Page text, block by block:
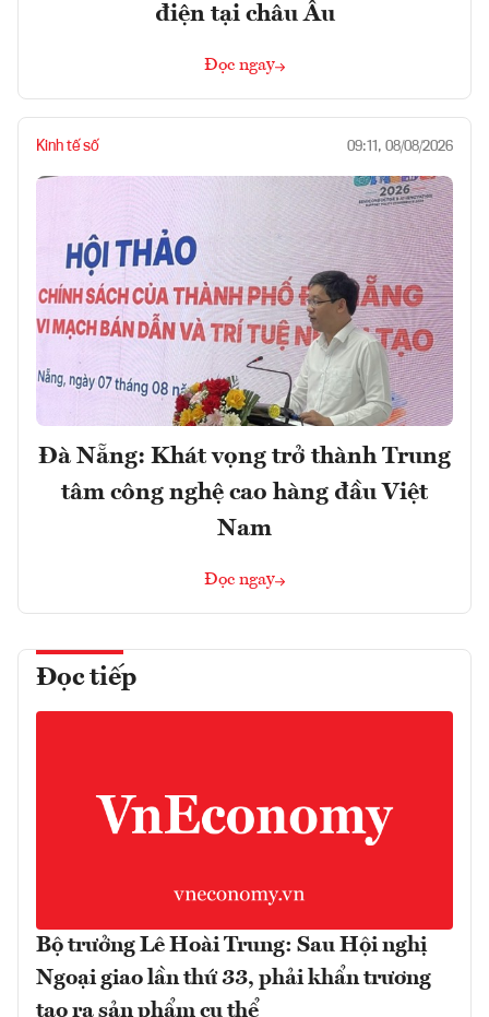
điện tại châu Âu
Đọc ngay
Kinh tế số 09:11, 08/08/2026
Đà Nẵng: Khát vọng trở thành Trung
tâm công nghệ cao hàng đầu Việt
Nam
Đọc ngay
Đọc tiếp
Bộ trưởng Lê Hoài Trung: Sau Hội nghị
Ngoại giao lần thứ 33, phải khẩn trương
tạo ra sản phẩm cụ thể